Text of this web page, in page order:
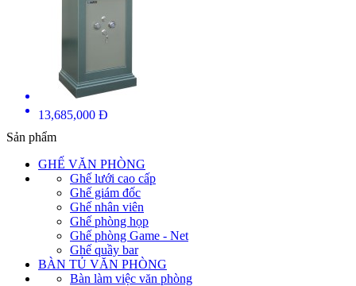
13,685,000 Đ
Sản phẩm
GHẾ VĂN PHÒNG
Ghế lưới cao cấp
Ghế giám đốc
Ghế nhân viên
Ghế phòng họp
Ghế phòng Game - Net
Ghế quầy bar
BÀN TỦ VĂN PHÒNG
Bàn làm việc văn phòng